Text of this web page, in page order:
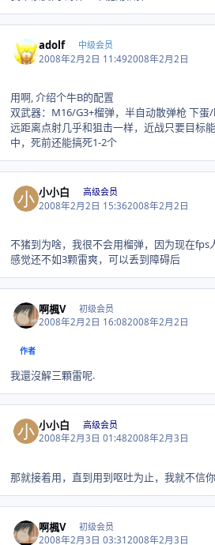
adolf 中级会员
2008年2月2日 11:492008年2月2日
用啊, 介绍个牛B的配置
双武器：M16/G3+榴弹，半自动散弹枪 下
远距离点射几乎和狙击一样，近战只要目标
中，死前还能搞死1-2个
小小白 高级会员
2008年2月2日 15:362008年2月2日
不猪到为啥，我很不会用榴弹，因为现在fps
感觉还不如3颗雷爽，可以丢到障碍后
啊楓V 初级会员
2008年2月2日 16:082008年2月2日
作者
我還沒解三顆雷呢.
小小白 高级会员
2008年2月3日 01:482008年2月3日
那就接着用，直到用到呕吐为止，我就不信
啊楓V 初级会员
2008年2月3日 03:312008年2月3日